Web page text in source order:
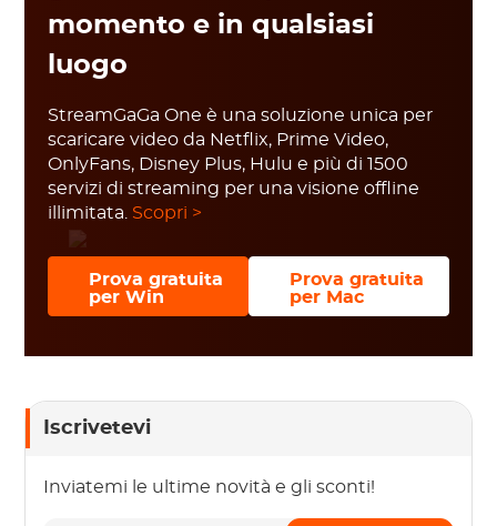
momento e in qualsiasi
luogo
StreamGaGa One è una soluzione unica per
scaricare video da Netflix, Prime Video,
OnlyFans, Disney Plus, Hulu e più di 1500
servizi di streaming per una visione offline
illimitata. Scopri >
Prova gratuita
per Win
Prova gratuita
per Mac
Iscrivetevi
Inviatemi le ultime novità e gli sconti!